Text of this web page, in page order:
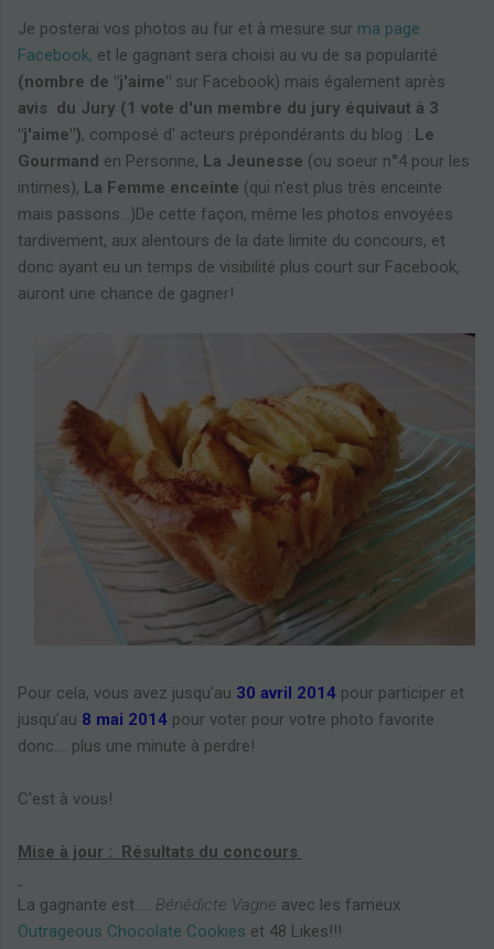
Je posterai vos photos au fur et à mesure sur ma page
Facebook, et le gagnant sera choisi au vu de sa popularité
(nombre de "j'aime" sur Facebook) mais également après
avis du Jury (1 vote d'un membre du jury équivaut à 3
"j'aime"), composé d' acteurs prépondérants du blog : Le
Gourmand en Personne, La Jeunesse (ou soeur n°4 pour les
intimes), La Femme enceinte (qui n'est plus très enceinte
mais passons...)De cette façon, même les photos envoyées
tardivement, aux alentours de la date limite du concours, et
donc ayant eu un temps de visibilité plus court sur Facebook,
auront une chance de gagner!
Pour cela, vous avez jusqu'au 30 avril 2014 pour participer et
jusqu'au 8 mai 2014 pour voter pour votre photo favorite
donc.... plus une minute à perdre!
C'est à vous!
Mise à jour : Résultats du concours
La gagnante est..... Bénédicte Vagne avec les fameux
Outrageous Chocolate Cookies et 48 Likes!!!